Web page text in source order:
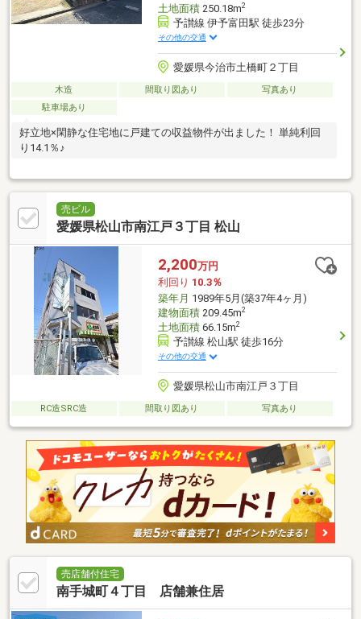
土地面積250.18m2
予讃線 伊予富田駅 徒歩23分
その他の交通
愛媛県今治市土橋町２丁目
木造 間取り図あり
写真あり
駐車場あり
好立地×閑静な住宅地に戸建ての収益物件が出ました！ 単純利回
り14.1％♪
売ビル
愛媛県松山市南江戸３丁目 松山
2,200万円
利回り 10.3％
築年月 1989年5月(築37年4ヶ月)
建物面積209.45m2
土地面積66.15m2
予讃線 松山駅 徒歩16分
その他の交通
愛媛県松山市南江戸３丁目
RC造SRC造 間取り図あり 写真あり
売店舗付住宅
南手城町４丁目 店舗兼住居